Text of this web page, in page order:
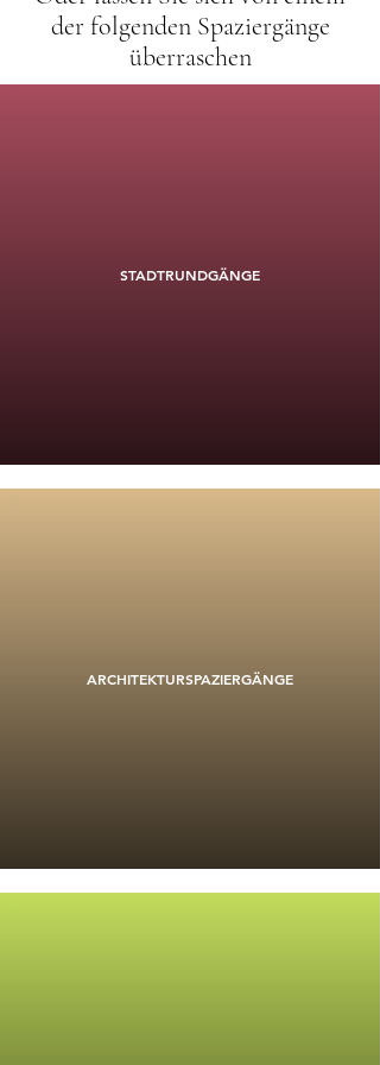
der folgenden Spaziergänge
überraschen
STADTRUNDGÄNGE
ARCHITEKTURSPAZIERGÄNGE